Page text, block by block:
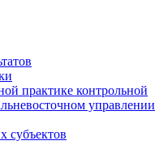
практике контрольной
управлении
субъектов